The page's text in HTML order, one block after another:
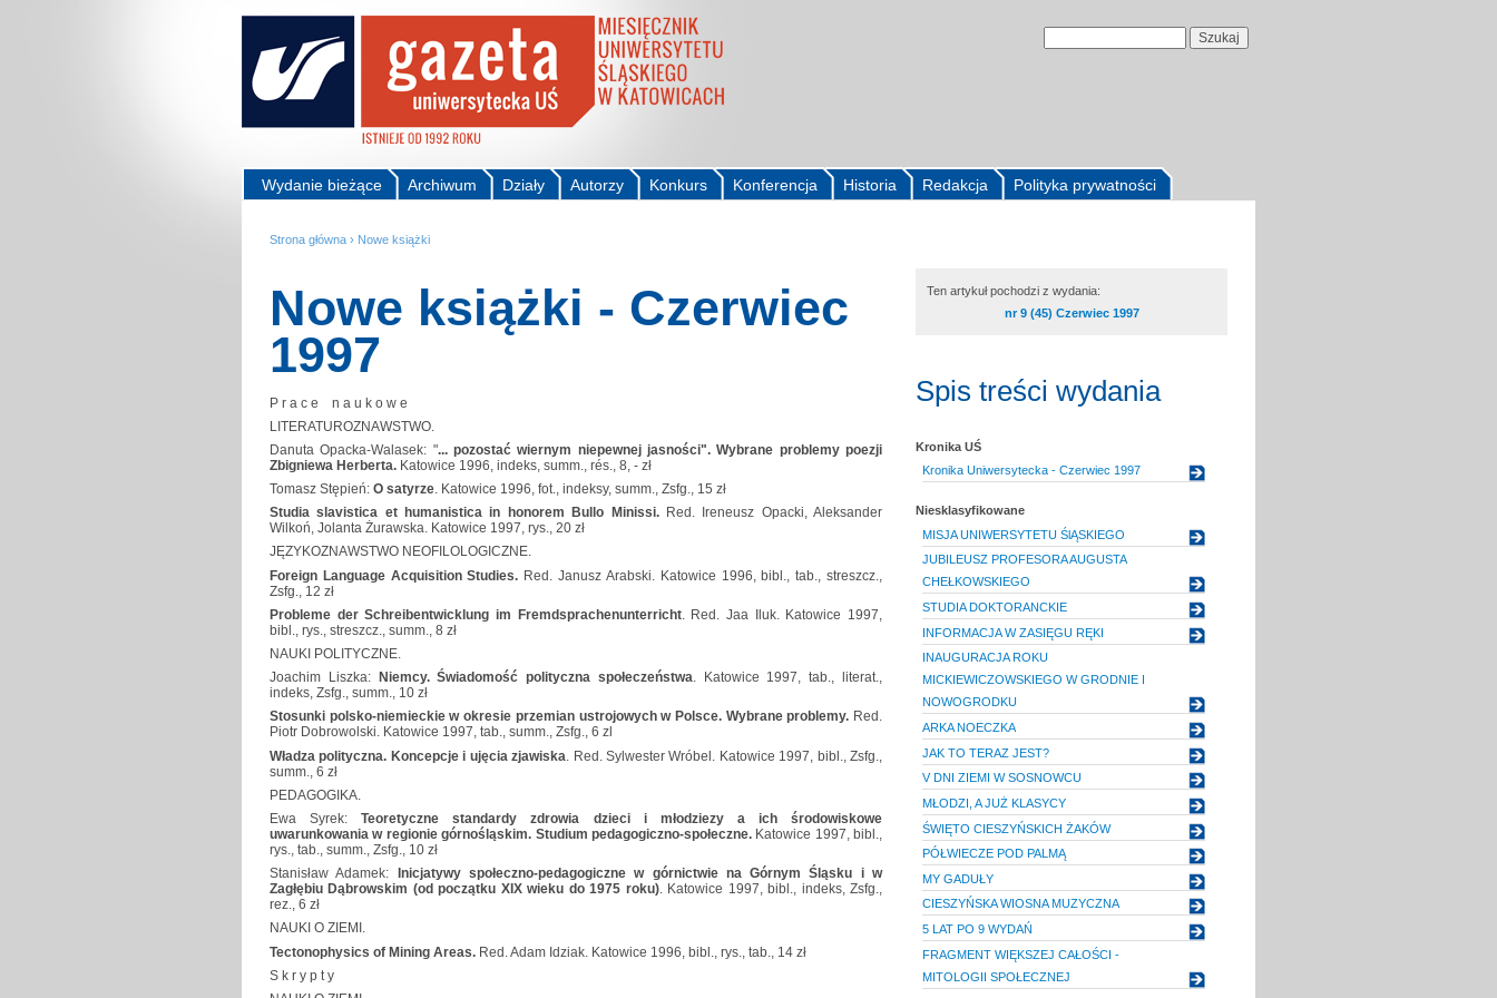
Polityka prywatności
Redakcja
Historia
Konferencja
Konkurs
Autorzy
Działy
Archiwum
Wydanie bieżące
Strona główna › Nowe książki
Nowe książki - Czerwiec
1997
P r a c e n a u k o w e
LITERATUROZNAWSTWO.
Danuta Opacka-Walasek: "... pozostać wiernym niepewnej jasności". Wybrane problemy poezji
Zbigniewa Herberta. Katowice 1996, indeks, summ., rés., 8, - zł
Tomasz Stępień: O satyrze. Katowice 1996, fot., indeksy, summ., Zsfg., 15 zł
Studia slavistica et humanistica in honorem Bullo Minissi. Red. Ireneusz Opacki, Aleksander
Wilkoń, Jolanta Żurawska. Katowice 1997, rys., 20 zł
JĘZYKOZNAWSTWO NEOFILOLOGICZNE.
Foreign Language Acquisition Studies. Red. Janusz Arabski. Katowice 1996, bibl., tab., streszcz.,
Zsfg., 12 zł
Probleme der Schreibentwicklung im Fremdsprachenunterricht. Red. Jaa Iluk. Katowice 1997,
bibl., rys., streszcz., summ., 8 zł
NAUKI POLITYCZNE.
Joachim Liszka:
Niemcy. Świadomość polityczna społeczeństwa. Katowice 1997, tab., literat.,
indeks, Zsfg., summ., 10 zł
Stosunki polsko-niemieckie w okresie przemian ustrojowych w Polsce. Wybrane problemy. Red.
Piotr Dobrowolski. Katowice 1997, tab., summ., Zsfg., 6 zl
Władza polityczna. Koncepcje i ujęcia zjawiska . Red. Sylwester Wróbel. Katowice 1997, bibl., Zsfg.,
summ., 6 zł
PEDAGOGIKA.
Ewa Syrek:Teoretyczne standardy zdrowia dzieci i młodziezy a ich środowiskowe
uwarunkowania w regionie górnośląskim. Studium pedagogiczno-społeczne. Katowice 1997, bibl.,
rys., tab., summ., Zsfg., 10 zł
Stanisław Adamek:
Inicjatywy społeczno-pedagogiczne w górnictwie na Górnym Śląsku i w
Zagłębiu Dąbrowskim (od początku XIX wieku do 1975 roku). Katowice 1997, bibl., indeks, Zsfg.,
rez., 6 zł
NAUKI O ZIEMI.
Tectonophysics of Mining Areas. Red. Adam Idziak. Katowice 1996, bibl., rys., tab., 14 zł
S k r y p t y
Ten artykuł pochodzi z wydania:
nr 9 (45) Czerwiec 1997
Spis treści wydania
Kronika UŚ
Kronika Uniwersytecka - Czerwiec 1997
Niesklasyfikowane
MISJA UNIWERSYTETU ŚlĄSKIEGO
JUBILEUSZ PROFESORA AUGUSTA
CHEŁKOWSKIEGO
STUDIA DOKTORANCKIE
INFORMACJA W ZASIĘGU RĘKI
INAUGURACJA ROKU
MICKIEWICZOWSKIEGO W GRODNIE I
NOWOGRODKU
ARKA NOECZKA
JAK TO TERAZ JEST?
V DNI ZIEMI W SOSNOWCU
MŁODZI, A JUŻ KLASYCY
ŚWIĘTO CIESZYŃSKICH ŻAKÓW
PÓŁWIECZE POD PALMĄ
MY GADUŁY
CIESZYŃSKA WIOSNA MUZYCZNA
5 LAT PO 9 WYDAŃ
FRAGMENT WIĘKSZEJ CAŁOŚCI -
MITOLOGII SPOŁECZNEJ